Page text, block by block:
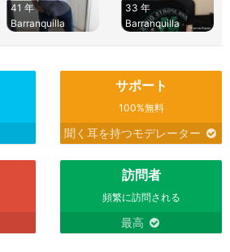
41 年
Barranquilla
33 年
Barranquilla
サポート
100%無料
聞く耳を持つモデレーター
訪問者
頻繁に訪問される
最高